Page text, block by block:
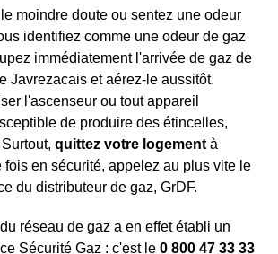
moindre doute ou sentez une odeur
identifiez comme une odeur de gaz
immédiatement l'arrivée de gaz de
Javrezacais et aérez-le aussitôt.
l'ascenseur ou tout appareil
de produire des étincelles,
quittez votre logement à
fois en sécurité, appelez au plus vite le
du distributeur de gaz, GrDF.
réseau de gaz a en effet établi un
Sécurité Gaz : c'est le 0 800 47 33 33